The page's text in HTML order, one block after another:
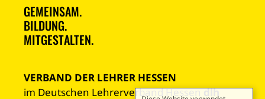
GEMEINSAM.
BILDUNG.
MITGESTALTEN.
VERBAND DER LEHRER HESSEN
im Deutschen Lehrerverband Hessendlh